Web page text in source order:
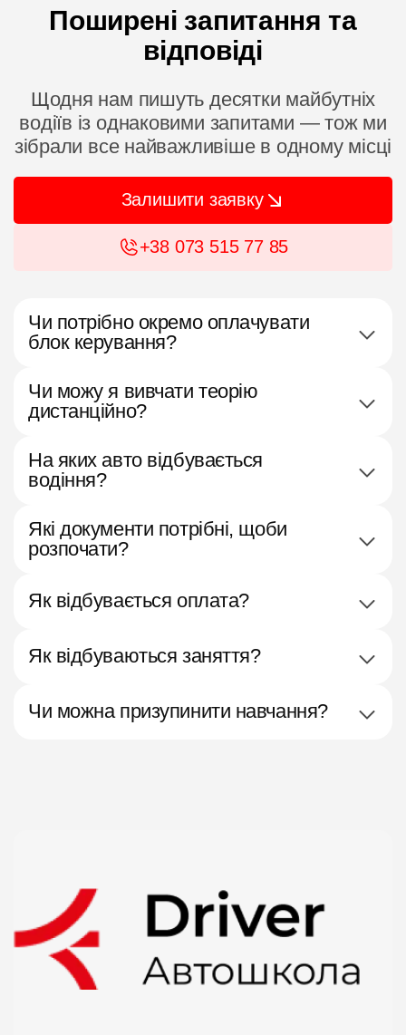
Поширені запитання та
відповіді
Щодня нам пишуть десятки майбутніх
водіїв із однаковими запитами — тож ми
зібрали все найважливіше в одному місці
Залишити заявку
+38 073 515 77 85
Чи потрібно окремо оплачувати
блок керування?
Чи можу я вивчати теорію
дистанційно?
На яких авто відбувається
водіння?
Які документи потрібні, щоби
розпочати?
Як відбувається оплата?
Як відбуваються заняття?
Чи можна призупинити навчання?